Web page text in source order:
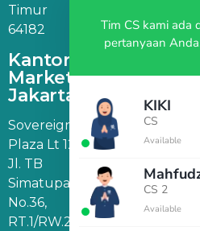
Timur
64182
Kantor
Marketing
Jakarta
Sovereign
Plaza Lt 12,
Jl. TB
Simatupang
No.36,
RT.1/RW.2,
Tim CS kami ada
pertanyaan
KIKI
CS
Available
CS 2
Available